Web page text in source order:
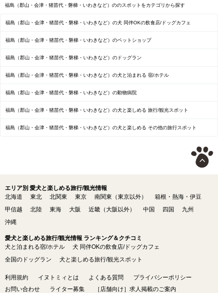
福島（郡山・会津・猪苗代・磐梯・いわきなど）ののスポットをカテゴリから探す
福島（郡山・会津・猪苗代・磐梯・いわきなど）の犬 同伴OKの飲食店/ドッグカフェ
福島（郡山・会津・猪苗代・磐梯・いわきなど）のペットショップ
福島（郡山・会津・猪苗代・磐梯・いわきなど）のドッグラン
福島（郡山・会津・猪苗代・磐梯・いわきなど）の犬と泊まれる 宿/ホテル
福島（郡山・会津・猪苗代・磐梯・いわきなど）の動物病院
福島（郡山・会津・猪苗代・磐梯・いわきなど）の犬と楽しめる 旅行/観光スポット
福島（郡山・会津・猪苗代・磐梯・いわきなど）の犬と楽しめる その他の旅行スポット
エリア別 愛犬と楽しめる旅行/観光情報
北海道
東北 北関東 東京 南関東（東京以外）
箱根・熱海・伊豆
甲信越
北陸 東海 大阪 近畿（大阪以外） 中国 四国
九州
沖縄
愛犬と楽しめる旅行/観光情報 ランキング＆クチコミ
犬と泊まれる宿/ホテル
犬 同伴OKの飲食店/ドッグカフェ
全国のドッグラン
犬と楽しめる旅行/観光スポット
利用規約 イヌトミィとは よくある質問
プライバシーポリシー
お問い合わせ
ライター募集 ［店舗向け］求人掲載のご案内